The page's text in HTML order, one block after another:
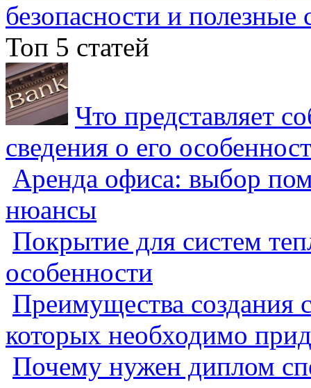
безопасности и полезные
Топ 5 статей
Что представляет
сведения о его
Аренда офиса: выбор
нюансы
Покрытие для систем
особенности
Преимущества создания
которых необходимо
Почему нужен диплом